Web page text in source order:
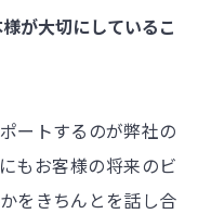
が大切にしているこ
ートするのが弊社の
もお客様の将来のビ
をきちんとを話し合